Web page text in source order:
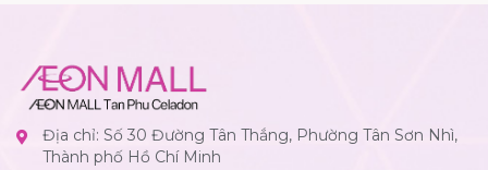
Địa chỉ: Số 30 Đường Tân Thắng, Phường Tân Sơn Nhì,
Thành phố Hồ Chí Minh